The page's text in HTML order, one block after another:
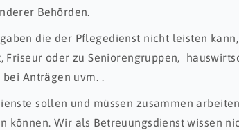
Behörden.
die der Pflegedienst nicht leisten kann,
Friseur oder zu Seniorengruppen,
Anträgen uvm. .
sollen und müssen zusammen
können. Wir als Betreuungsdienst wissen